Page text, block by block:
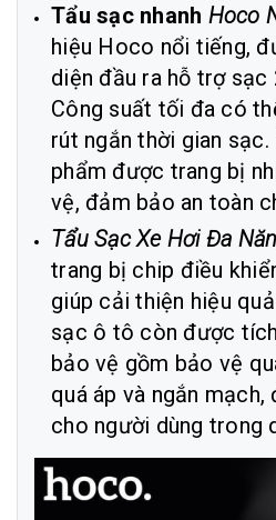
Tẩu sạc nhanh Hoco
hiệu Hoco nổi tiếng,
diện đầu ra hỗ trợ
Công suất tối đa có
rút ngắn thời gian
phẩm được trang bị
vệ, đảm bảo an toàn
Tẩu Sạc Xe Hơi Đa
trang bị chip điều
giúp cải thiện hiệu
sạc ô tô còn được
bảo vệ gồm bảo vệ
quá áp và ngắn
cho người dùng trong